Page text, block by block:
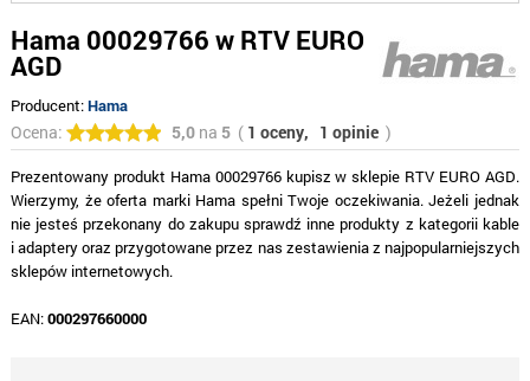
Hama 00029766 w RTV EURO
AGD
Producent:Hama
Ocena: 5,0na 5( 1 oceny, 1 opinie )
Prezentowany produkt Hama 00029766 kupisz w sklepie RTV EURO AGD.
Wierzymy, że oferta marki Hama spełni Twoje oczekiwania. Jeżeli jednak
nie jesteś przekonany do zakupu sprawdź inne produkty z kategorii kable
i adaptery oraz przygotowane przez nas zestawienia z najpopularniejszych
sklepów internetowych.
EAN:000297660000